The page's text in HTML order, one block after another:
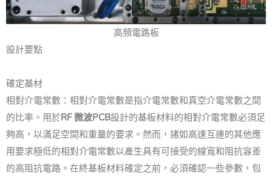
高頻電路板
設計要點
確定基材
相對介電常數：相對介電常數是指介電常數和真空介電常數之間
的比率。用於RF 微波PCB設計的基板材料的相對介電常數必須足
夠高，以滿足空間和重量的要求。然而，諸如高速互連的其他應
用要求極低的相對介電常數以產生具有可接受的線寬和阻抗容差
的高阻抗電路。在終基板材料確定之前，必須確認一些參數，包